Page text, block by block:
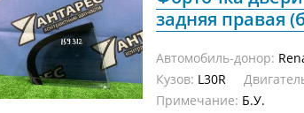
задняя правая
Автомобиль-донор:
Кузов: L30R
Примечание: Б.У.